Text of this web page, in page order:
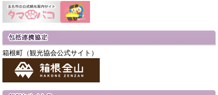
箱根町（観光協会公式サイト）